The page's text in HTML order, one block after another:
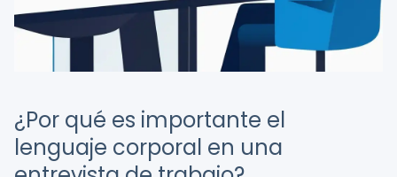
¿Por qué es importante el
lenguaje corporal en una